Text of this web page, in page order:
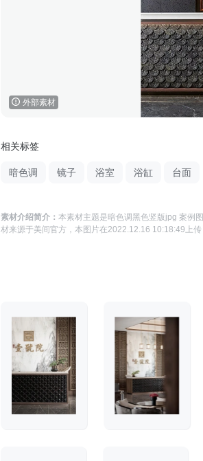
外部素材
相关标签
暗色调 镜子 浴室 浴缸 台面
素材介绍简介：本素材主题是暗色调黑色竖版jpg 案例图
材来源于美间官方 ，本图片在2022.12.16 10:18:49 上传